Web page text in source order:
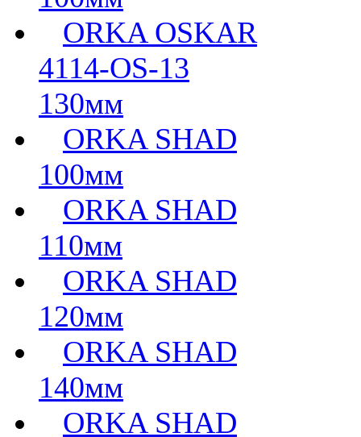
ORKA OSKAR
4114-OS-13
130мм
ORKA SHAD
100мм
ORKA SHAD
110мм
ORKA SHAD
120мм
ORKA SHAD
140мм
ORKA SHAD